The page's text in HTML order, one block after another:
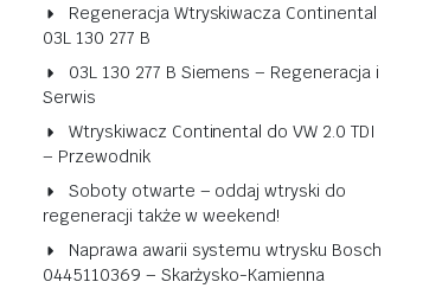
Regeneracja Wtryskiwacza Continental
03L 130 277 B
03L 130 277 B Siemens – Regeneracja i
Serwis
Wtryskiwacz Continental do VW 2.0 TDI
– Przewodnik
Soboty otwarte – oddaj wtryski do
regeneracji także w weekend!
Naprawa awarii systemu wtrysku Bosch
0445110369 – Skarżysko-Kamienna